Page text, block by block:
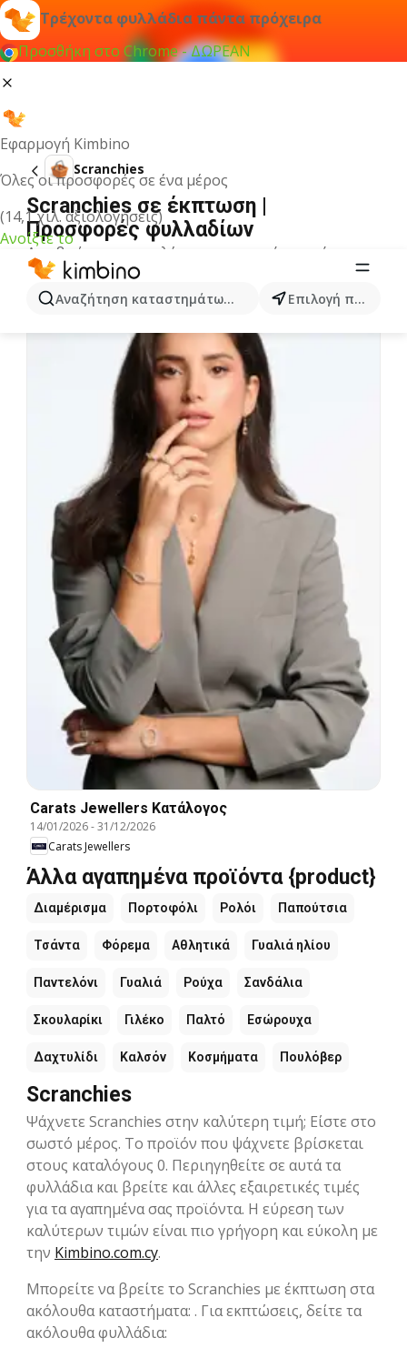
Τρέχοντα φυλλάδια πάντα πρόχειρα
Προσθήκη στο Chrome - ΔΩΡΕΑΝ
Εφαρμογή Kimbino
Όλες οι προσφορές σε ένα μέρος
(14,1 χιλ. αξιολογήσεις)
Ανοίξτε το
Αναζήτηση καταστημάτων, κατηγοριών, προϊόντων...
Επιλογή πόλης
Scranchies
Scranchies σε έκπτωση |
Προσφορές φυλλαδίων
Δεν βρήκαμε αποτελέσματα για αυτόν τον όρο.
Άλλα φυλλάδια από την κατηγορία
Carats Jewellers Κατάλογος
14/01/2026-31/12/2026
Carats Jewellers
Άλλα αγαπημένα προϊόντα {product}
Διαμέρισμα Πορτοφόλι Ρολόι Παπούτσια
Τσάντα Φόρεμα Αθλητικά Γυαλιά ηλίου
Παντελόνι Γυαλιά Ρούχα Σανδάλια
Σκουλαρίκι Γιλέκο Παλτό Εσώρουχα
Δαχτυλίδι Καλσόν Κοσμήματα Πουλόβερ
Scranchies
Ψάχνετε Scranchies στην καλύτερη τιμή; Είστε στο
σωστό μέρος. Το προϊόν που ψάχνετε βρίσκεται
στους καταλόγους 0. Περιηγηθείτε σε αυτά τα
φυλλάδια και βρείτε και άλλες εξαιρετικές τιμές
για τα αγαπημένα σας προϊόντα. Η εύρεση των
καλύτερων τιμών είναι πιο γρήγορη και εύκολη με
την Kimbino.com.cy.
Μπορείτε να βρείτε το Scranchies με έκπτωση στα
ακόλουθα καταστήματα: . Για εκπτώσεις, δείτε τα
ακόλουθα φυλλάδια: